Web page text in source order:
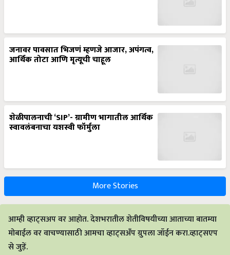
जनावर पावसात भिजणं म्हणजे आजार, अपंगत्व,
आर्थिक तोटा आणि मृत्यूची चाहूल
शेळीपालनाची ‘SIP’- ग्रामीण भागातील आर्थिक
स्वावलंबनाचा यशस्वी फॉर्मुला
More Stories
आम्ही व्हाट्सअप वर आहोत. देशभरातील शेतीविषयीच्या आताच्या बातम्या
मोबाईल वर वाचण्यासाठी आमचा व्हाट्सअँप ग्रुपला जॉईन करा.व्हाट्सएप
से जुड़ें.